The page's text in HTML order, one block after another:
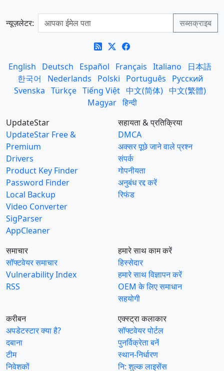
न्यूज़लेटर:
English Deutsch Español Français Italiano
日本語
한국어
Nederlands Polski Português
Русский
Svenska Türkçe Tiếng Việt 中文(简体) 中文(繁體)
Magyar हिन्दी
UpdateStar
UpdateStar Free &
Premium
Drivers
Product Key Finder
Password Finder
Local Backup
Video Converter
SigParser
AppCleaner
सहायता & प्रतिक्रिया
DMCA
अक्सर पूछे जाने वाले प्रश्न
संपर्क
गोपनीयता
अनुबंध रद्द करें
रिफंड
समाचार
सॉफ्टवेयर समाचार
Vulnerability Index
RSS
हमारे साथ काम करें
हिस्सेदार
हमारे साथ विज्ञापन करें
OEM के लिए समाधान
सहयोगी
करीबन
अपडेटस्टार क्या है?
दबाना
टीम
निवेशकों
एक्स्ट्रा कलाकार
सॉफ्टवेयर पोर्टल
पुनर्विक्रेता बनें
स्थान-निर्धारण
नि: शुल्क लाइसेंस